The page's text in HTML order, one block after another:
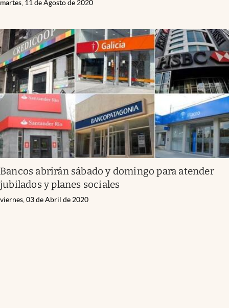
martes, 11 de Agosto de 2020
Bancos abrirán sábado y domingo para atender
jubilados y planes sociales
viernes, 03 de Abril de 2020